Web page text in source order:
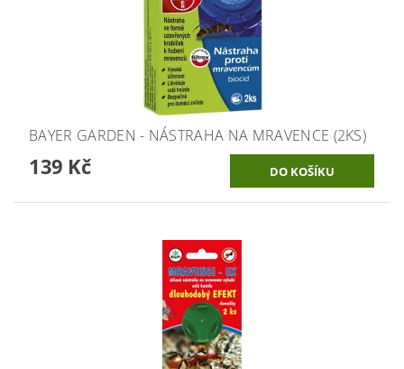
BAYER GARDEN - NÁSTRAHA NA MRAVENCE (2KS)
139 Kč